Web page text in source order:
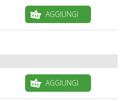
AGGIUNGI
AGGIUNGI